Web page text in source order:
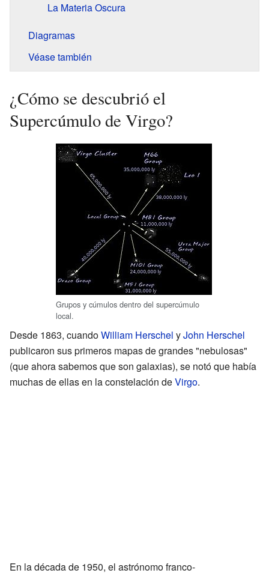
La Materia Oscura
Diagramas
Véase también
¿Cómo se descubrió el
Supercúmulo de Virgo?
Grupos y cúmulos dentro del supercúmulo
local.
Desde 1863, cuandoWilliam Herschel yJohn Herschel
publicaron sus primeros mapas de grandes "nebulosas"
(que ahora sabemos que son galaxias), se notó que había
muchas de ellas en la constelación deVirgo.
En la década de 1950, el astrónomo franco-